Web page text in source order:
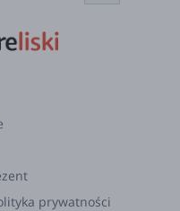
prywatności